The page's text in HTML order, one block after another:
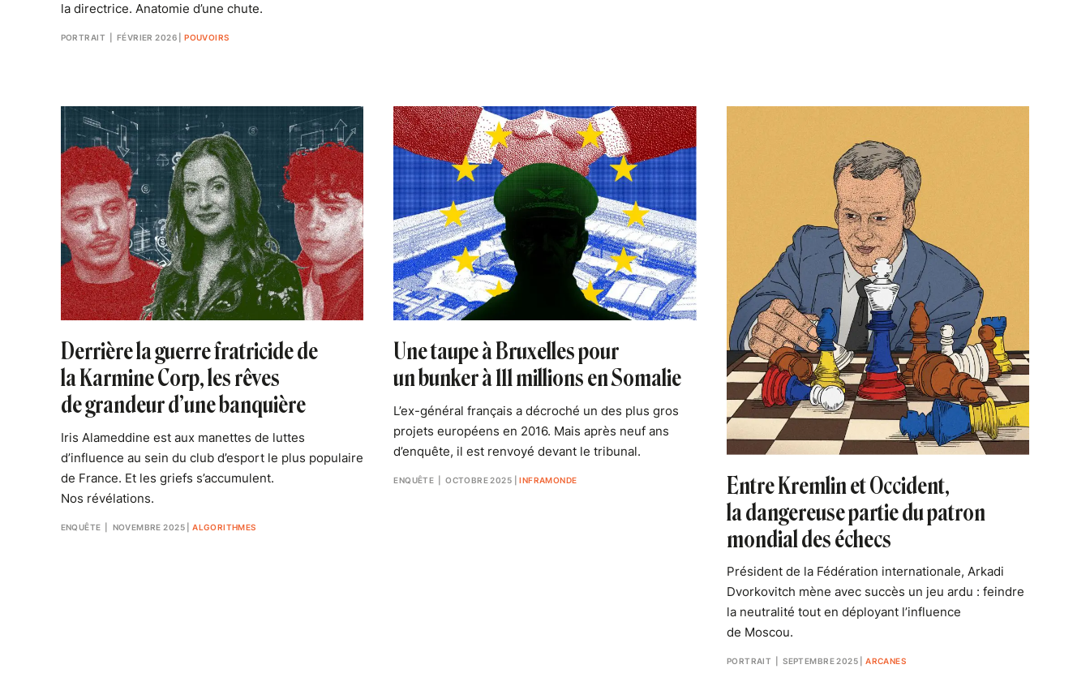
la directrice. Anatomie d’une chute.
PORTRAIT | FÉVRIER 2026|POUVOIRS
Derrière la guerre fratricide de
la Karmine Corp, les rêves
de grandeur d’une banquière
Iris Alameddine est aux manettes de luttes
d’influence au sein du club d’esport le plus populaire
de France. Et les griefs s’accumulent.
Nos révélations.
ENQUÊTE | NOVEMBRE 2025|ALGORITHMES
Une taupe à Bruxelles pour
un bunker à 111 millions en Somalie
L’ex-général français a décroché un des plus gros
projets européens en 2016. Mais après neuf ans
d’enquête, il est renvoyé devant le tribunal.
ENQUÊTE | OCTOBRE 2025 |INFRAMONDE
Entre Kremlin et Occident,
la dangereuse partie du patron
mondial des échecs
Président de la Fédération internationale, Arkadi
Dvorkovitch mène avec succès un jeu ardu : feindre
la neutralité tout en déployant l’influence
de Moscou.
PORTRAIT | SEPTEMBRE 2025 |ARCANES